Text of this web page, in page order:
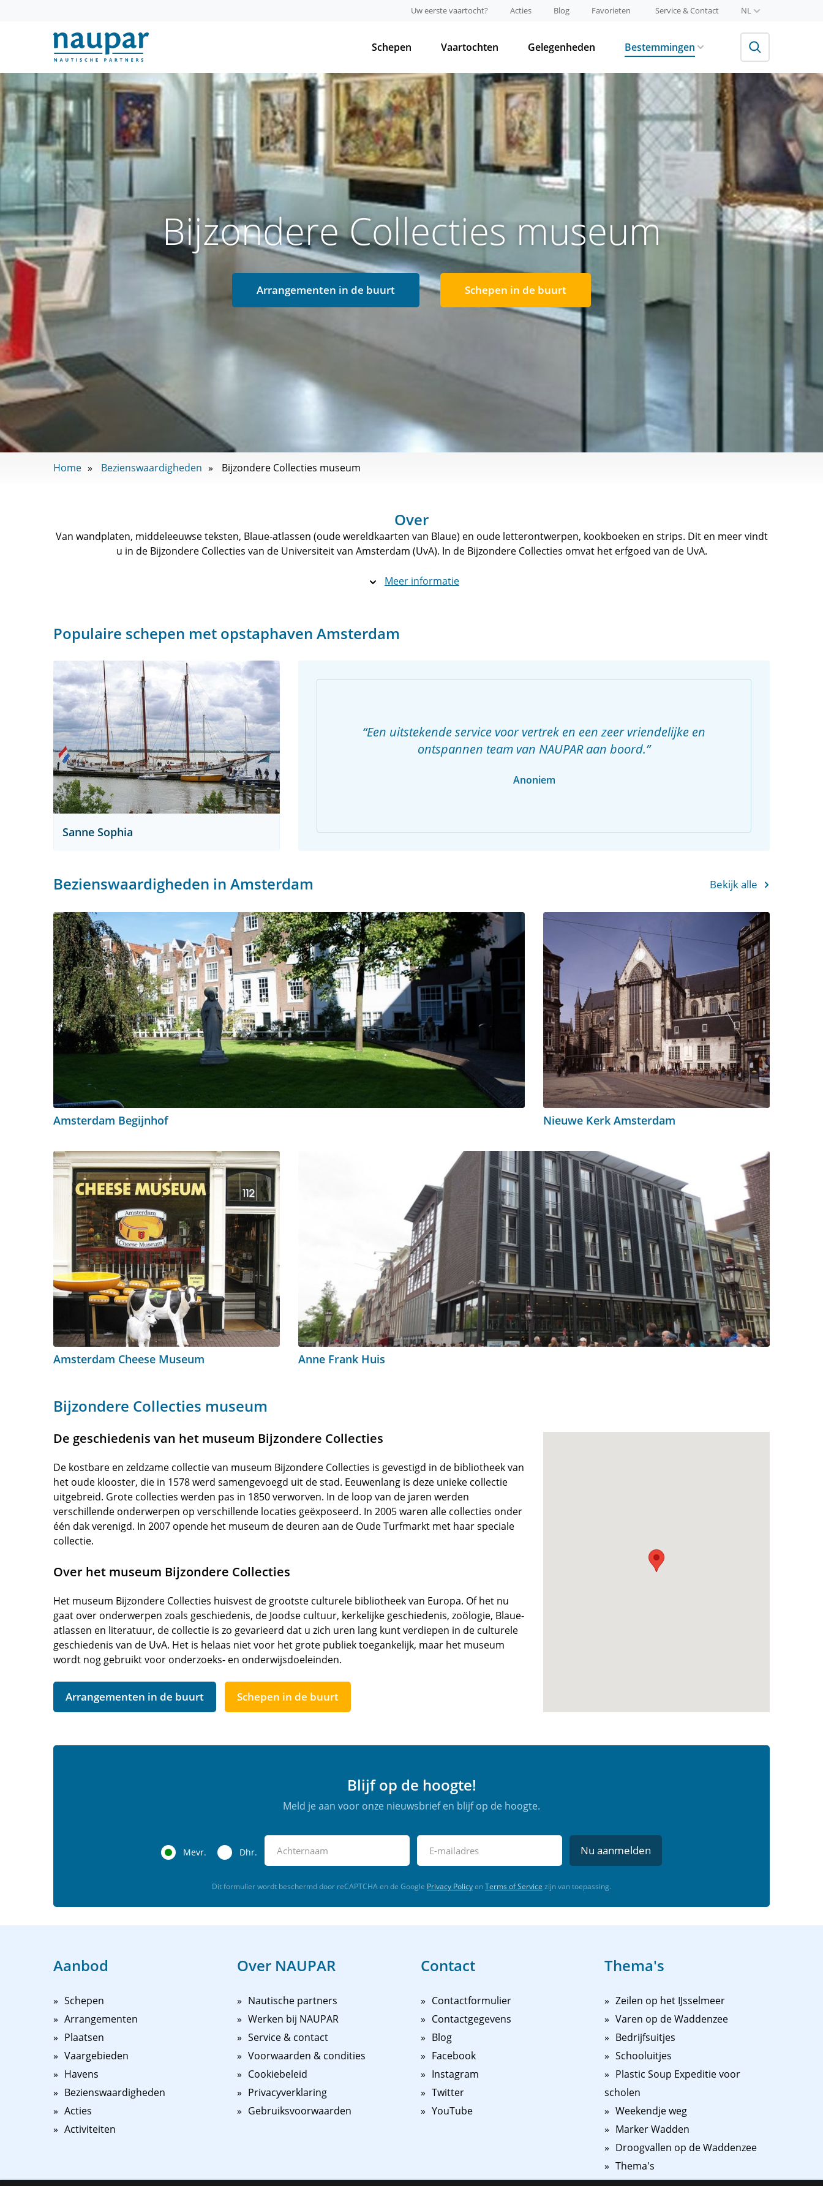
Uw eerste vaartocht? Acties Blog Favorieten Service & Contact NL
Schepen Vaartochten Gelegenheden Bestemmingen
Bijzondere Collecties museum
Arrangementen in de buurt Schepen in de buurt
Home Bezienswaardigheden Bijzondere Collecties museum
Over
Van wandplaten, middeleeuwse teksten, Blaue-atlassen (oude wereldkaarten van Blaue) en oude letterontwerpen, kookboeken en strips. Dit en meer vindt
u in de Bijzondere Collecties van de Universiteit van Amsterdam (UvA). In de Bijzondere Collecties omvat het erfgoed van de UvA.
Meer informatie
Populaire schepen met opstaphaven Amsterdam
Sanne Sophia
Een uitstekende service voor vertrek en een zeer vriendelijke en
ontspannen team van NAUPAR aan boord.
Anoniem
Bezienswaardigheden in Amsterdam Bekijk alle
Amsterdam Begijnhof Nieuwe Kerk Amsterdam
Amsterdam Cheese Museum Anne Frank Huis
Bijzondere Collecties museum
De geschiedenis van het museum Bijzondere Collecties
De kostbare en zeldzame collectie van museum Bijzondere Collecties is gevestigd in de bibliotheek van
het oude klooster, die in 1578 werd samengevoegd uit de stad. Eeuwenlang is deze unieke collectie
uitgebreid. Grote collecties werden pas in 1850 verworven. In de loop van de jaren werden
verschillende onderwerpen op verschillende locaties geëxposeerd. In 2005 waren alle collecties onder
één dak verenigd. In 2007 opende het museum de deuren aan de Oude Turfmarkt met haar speciale
collectie.
Over het museum Bijzondere Collecties
Het museum Bijzondere Collecties huisvest de grootste culturele bibliotheek van Europa. Of het nu
gaat over onderwerpen zoals geschiedenis, de Joodse cultuur, kerkelijke geschiedenis, zoölogie, Blaue-
atlassen en literatuur, de collectie is zo gevarieerd dat u zich uren lang kunt verdiepen in de culturele
geschiedenis van de UvA. Het is helaas niet voor het grote publiek toegankelijk, maar het museum
wordt nog gebruikt voor onderzoeks- en onderwijsdoeleinden.
Arrangementen in de buurt Schepen in de buurt
Blijf op de hoogte!
Meld je aan voor onze nieuwsbrief en blijf op de hoogte.
Mevr. Dhr. Nu aanmelden
Dit formulier wordt beschermd door reCAPTCHA en de Google Privacy PolicyenTerms of Service zijn van toepassing.
Aanbod
Schepen
Arrangementen
Plaatsen
Vaargebieden
Havens
Bezienswaardigheden
Acties
Activiteiten
Over NAUPAR
Nautische partners
Werken bij NAUPAR
Service & contact
Voorwaarden & condities
Cookiebeleid
Privacyverklaring
Gebruiksvoorwaarden
Contact
Contactformulier
Contactgegevens
Blog
Facebook
Instagram
Twitter
YouTube
Thema's
Zeilen op het IJsselmeer
Varen op de Waddenzee
Bedrijfsuitjes
Schooluitjes
Plastic Soup Expeditie voor
scholen
Weekendje weg
Marker Wadden
Droogvallen op de Waddenzee
Thema's